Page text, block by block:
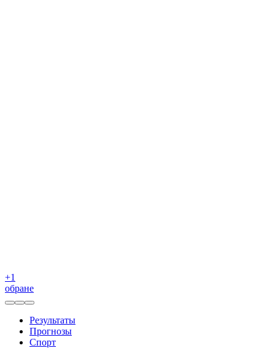
+1
обране
Результаты
Прогнозы
Спорт